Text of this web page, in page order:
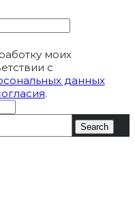
моих
с
данных
.